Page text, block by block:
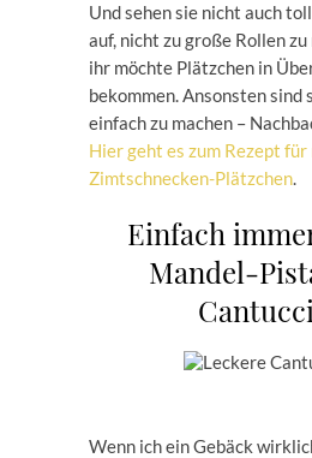
Und sehen sie nicht auch
auf, nicht zu große Rollen
ihr möchte Plätzchen in
bekommen. Ansonsten sind
einfach zu machen –
Hier geht es zum Rezept für
Zimtschnecken-Plätzchen.
Einfach
Mandel-
Wenn ich ein Gebäck